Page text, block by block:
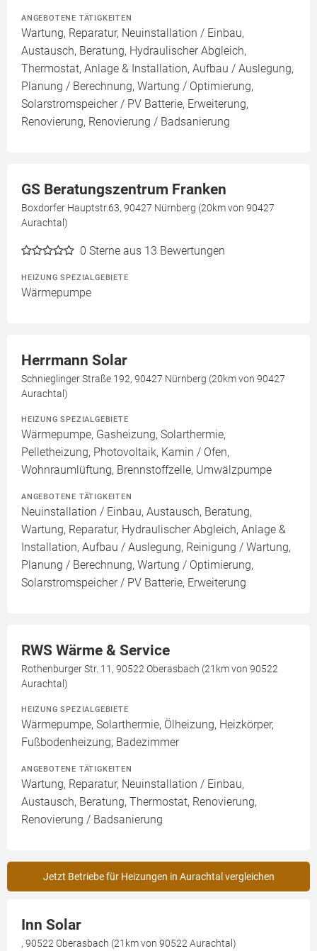
ANGEBOTENE TÄTIGKEITEN
Wartung, Reparatur, Neuinstallation / Einbau,
Austausch, Beratung, Hydraulischer Abgleich,
Thermostat, Anlage & Installation, Aufbau / Auslegung,
Planung / Berechnung, Wartung / Optimierung,
Solarstromspeicher / PV Batterie, Erweiterung,
Renovierung, Renovierung / Badsanierung
GS Beratungszentrum Franken
Boxdorfer Hauptstr.63, 90427 Nürnberg (20km von 90427
Aurachtal)
0 Sterne aus 13 Bewertungen
HEIZUNG SPEZIALGEBIETE
Wärmepumpe
Herrmann Solar
Schnieglinger Straße 192, 90427 Nürnberg (20km von 90427
Aurachtal)
HEIZUNG SPEZIALGEBIETE
Wärmepumpe, Gasheizung, Solarthermie,
Pelletheizung, Photovoltaik, Kamin / Ofen,
Wohnraumlüftung, Brennstoffzelle, Umwälzpumpe
ANGEBOTENE TÄTIGKEITEN
Neuinstallation / Einbau, Austausch, Beratung,
Wartung, Reparatur, Hydraulischer Abgleich, Anlage &
Installation, Aufbau / Auslegung, Reinigung / Wartung,
Planung / Berechnung, Wartung / Optimierung,
Solarstromspeicher / PV Batterie, Erweiterung
RWS Wärme & Service
Rothenburger Str. 11, 90522 Oberasbach (21km von 90522
Aurachtal)
HEIZUNG SPEZIALGEBIETE
Wärmepumpe, Solarthermie, Ölheizung, Heizkörper,
Fußbodenheizung, Badezimmer
ANGEBOTENE TÄTIGKEITEN
Wartung, Reparatur, Neuinstallation / Einbau,
Austausch, Beratung, Thermostat, Renovierung,
Renovierung / Badsanierung
Jetzt Betriebe für Heizungen in Aurachtal vergleichen
Inn Solar
, 90522 Oberasbach (21km von 90522 Aurachtal)